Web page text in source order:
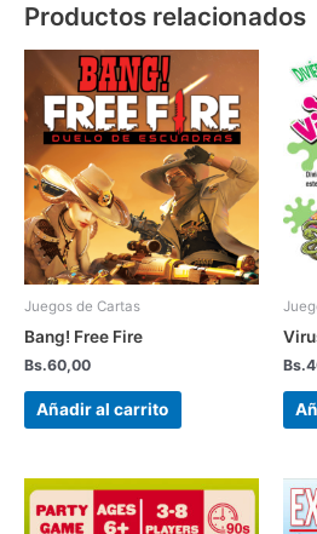
Productos relacionados
Juegos de Cartas
Bang! Free Fire
Bs.60,00
Añadir al carrito
Bs.